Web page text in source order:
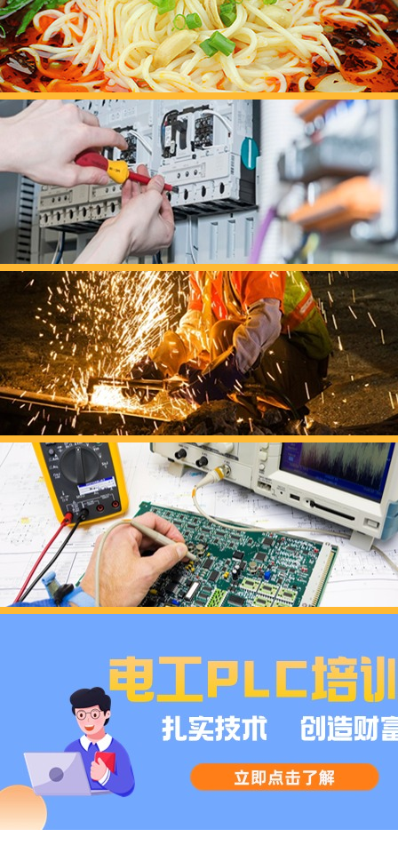
十二月：保持热爱，成
跟“emo”说拜拜！
浓浓端午情，欢乐“粽
这个春天，以爱之名，
养老护理员培训——提
十二月：保持热爱，成
跟“emo”说拜拜！
浓浓端午情，欢乐“粽
这个春天，以爱之名，